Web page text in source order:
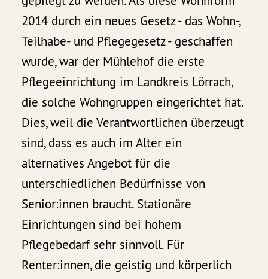
2014 durch ein neues Gesetz - das Wohn-,
Teilhabe- und Pflegegesetz - geschaffen
wurde, war der Mühlehof die erste
Pflegeeinrichtung im Landkreis Lörrach,
die solche Wohngruppen eingerichtet hat.
Dies, weil die Verantwortlichen überzeugt
sind, dass es auch im Alter ein
alternatives Angebot für die
unterschiedlichen Bedürfnisse von
Senior:innen braucht. Stationäre
Einrichtungen sind bei hohem
Pflegebedarf sehr sinnvoll. Für
Renter:innen, die geistig und körperlich